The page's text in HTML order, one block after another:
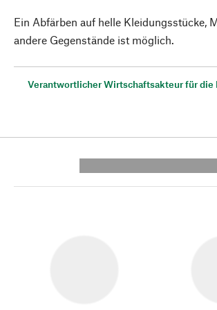
Ein Abfärben auf helle Kleidungsstücke,
andere Gegenstände ist möglich.
Verantwortlicher Wirtschaftsakteur für die